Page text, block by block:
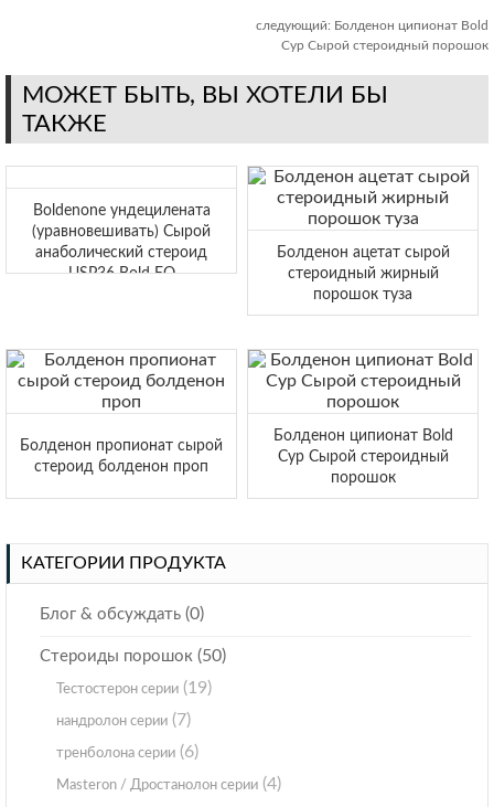
следующий: Болденон ципионат Bold
Cyp Сырой стероидный порошок
МОЖЕТ БЫТЬ, ВЫ ХОТЕЛИ БЫ
ТАКЖЕ
Boldenone ундецилената
(уравновешивать) Сырой
анаболический стероид
USP36 Bold EQ
Болденон ацетат сырой
стероидный жирный
порошок туза
Болденон пропионат сырой
стероид болденон проп
Болденон ципионат Bold
Cyp Сырой стероидный
порошок
КАТЕГОРИИ ПРОДУКТА
Блог & обсуждать (0)
Стероиды порошок (50)
Тестостерон серии (19)
нандролон серии (7)
тренболона серии (6)
Masteron / Дростанолон серии (4)